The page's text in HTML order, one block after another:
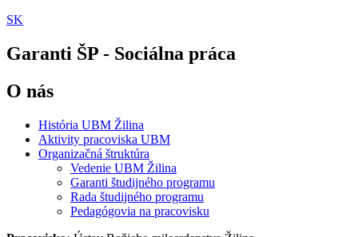
SK
Garanti ŠP - Sociálna práca
O nás
História UBM Žilina
Aktivity pracoviska UBM
Organizačná štruktúra
Vedenie UBM Žilina
Garanti študijného programu
Rada študijného programu
Pedagógovia na pracovisku